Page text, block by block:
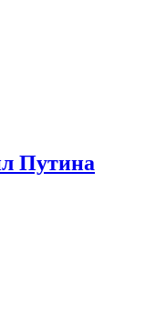
Путина